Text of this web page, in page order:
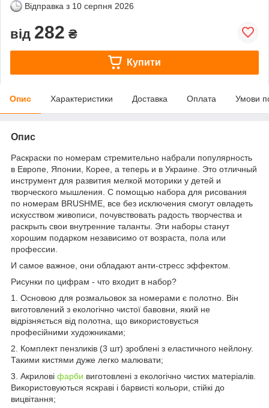
Відправка з 10 серпня 2026
від 282 ₴
Купити
Опис Характеристики Доставка Оплата Умови
Опис
Раскраски по номерам стремительно набрали популярность
в Европе, Японии, Корее, а теперь и в Украине. Это отличный
инструмент для развития мелкой моторики у детей и
творческого мышления. С помощью набора для рисования
по номерам BRUSHME, все без исключения смогут овладеть
искусством живописи, почувствовать радость творчества и
раскрыть свои внутренние таланты. Эти наборы станут
хорошим подарком независимо от возраста, пола или
профессии.
И самое важное, они обладают анти-стресс эффектом.
Рисунки по цифрам - что входит в набор?
1. Основою для розмальовок за номерами є полотно. Він
виготовлений з екологічно чистої бавовни, який не
відрізняється від полотна, що використовується
професійними художниками;
2. Комплект пензликів (3 шт) зроблені з еластичного нейлону.
Такими кистями дуже легко малювати;
3. Акрилові фарби виготовлені з екологічно чистих матеріалів.
Використовуються яскраві і барвисті кольори, стійкі до
вицвітання;